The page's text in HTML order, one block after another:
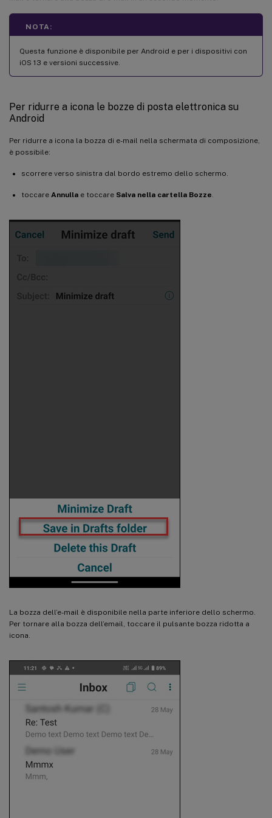
NOTA:
Questa funzione è disponibile per Android e per i dispositivi con
iOS 13 e versioni successive.
Per ridurre a icona le bozze di posta elettronica su
Android
Per ridurre a icona la bozza di e-mail nella schermata di composizione,
è possibile:
scorrere verso sinistra dal bordo estremo dello schermo.
toccare Annulla e toccare Salva nella cartella Bozze
La bozza dell’e-mail è disponibile nella parte inferiore dello schermo.
Per tornare alla bozza dell’email, toccare il pulsante bozza ridotta a
icona.